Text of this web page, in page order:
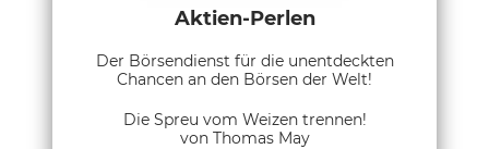
Aktien-Perlen
Der Börsendienst für die unentdeckten
Chancen an den Börsen der Welt!
Die Spreu vom Weizen trennen!
von Thomas May